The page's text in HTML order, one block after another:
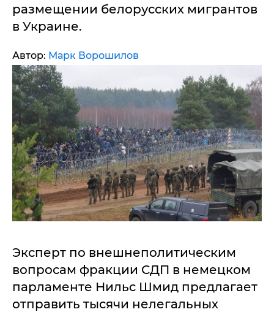
размещении белорусских мигрантов
в Украине.
Автор: Марк Ворошилов
Эксперт по внешнеполитическим
вопросам фракции СДП в немецком
парламенте Нильc Шмид предлагает
отправить тысячи нелегальных